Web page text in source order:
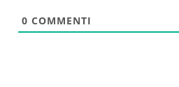
0 COMMENTI